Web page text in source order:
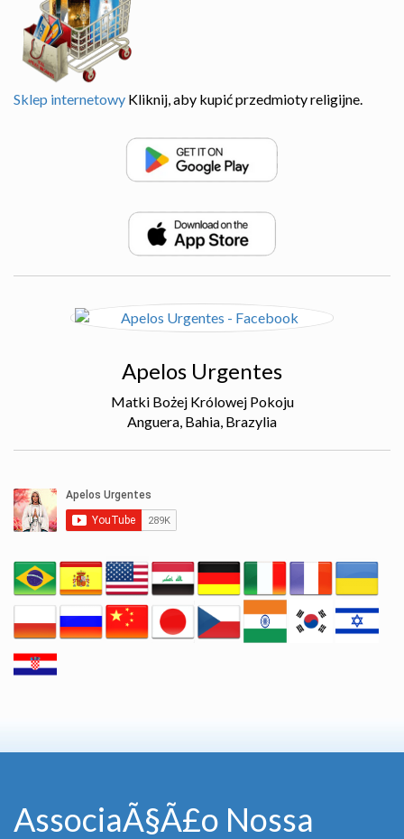
Sklep internetowy Kliknij, aby kupić przedmioty religijne.
Apelos Urgentes
Matki Bożej Królowej Pokoju
Anguera, Bahia, Brazylia
AssociaÃ§Ã£o Nossa